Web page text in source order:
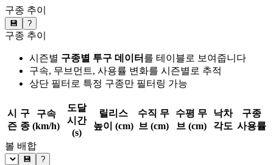
구종 추이
💾 ?
구종 추이
시즌별 구종별 투구 데이터 를 테이블로 보여줍니다
구속, 무브먼트, 사용률 변화를 시즌별로 추적
상단 필터로 특정 구종만 필터링 가능
시
즌
구
종
구속
(km/h)
도달
시간
(s)
릴리스
높이 (cm)
수직 무
브 (cm)
수평 무
브 (cm)
낙차
각도
구종
사용률
볼 배합
💾 ?